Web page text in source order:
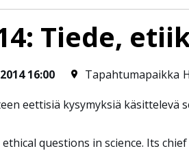
Tiede,
16:00 Tapahtumapaikka
eettisiä kysymyksiä
questions in science. Its